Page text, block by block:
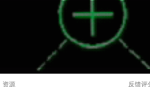
资源 反馈评